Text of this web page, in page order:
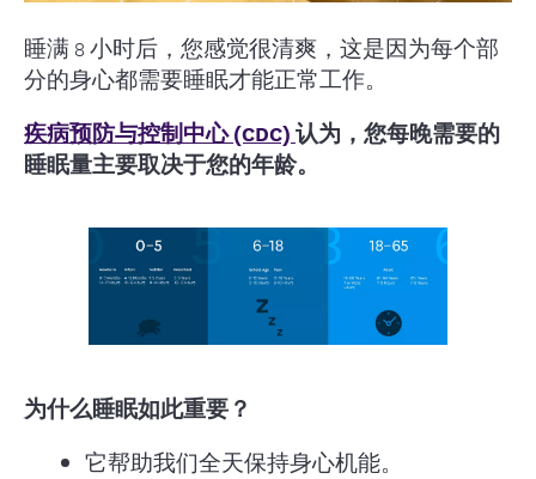
睡满 8 小时后，您感觉很清爽，这是因为每个部
分的身心都需要睡眠才能正常工作。
疾病预防与控制中心 (CDC) 认为，您每晚需要的
睡眠量主要取决于您的年龄。
为什么睡眠如此重要？
它帮助我们全天保持身心机能。